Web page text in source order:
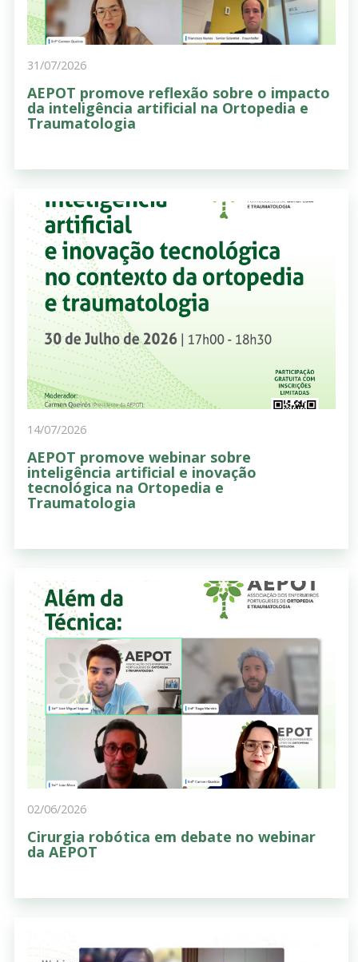
31/07/2026
AEPOT promove reflexão sobre o impacto
da inteligência artificial na Ortopedia e
Traumatologia
14/07/2026
AEPOT promove webinar sobre
inteligência artificial e inovação
tecnológica na Ortopedia e
Traumatologia
02/06/2026
Cirurgia robótica em debate no webinar
da AEPOT